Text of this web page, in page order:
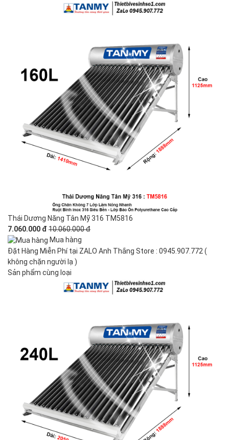
Thái Dương Năng Tân Mỹ 316 TM5816
7.060.000 đ 10.060.000 đ
Mua hàng
Đặt Hàng Miễn Phí tại ZALO Anh Thắng Store : 0945.907.772 (
không chặn người lạ )
Sản phẩm cùng loại